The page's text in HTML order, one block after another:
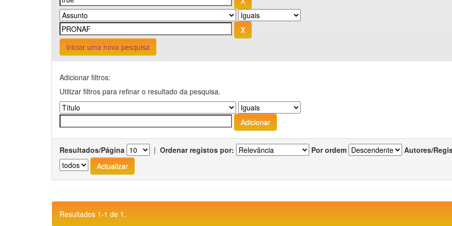
Iniciar uma nova pesquisa
Adicionar filtros:
Utilizar filtros para refinar o resultado da pesquisa.
Resultados/Página | Ordenar registos por: Por ordem Autores/
Resultados 1-1 de 1.